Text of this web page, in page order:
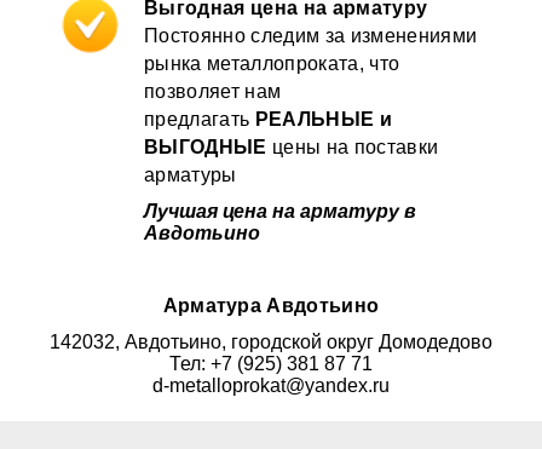
Выгодная цена на арматуру
Постоянно следим за изменениями
рынка металлопроката, что
позволяет нам
предлагать РЕАЛЬНЫЕ и
ВЫГОДНЫЕ цены на поставки
арматуры
Лучшая цена на арматуру в
Авдотьино
Арматура Авдотьино
142032, Авдотьино, городской округ Домодедово
Тел: +7 (925) 381 87 71
d-metalloprokat@yandex.ru